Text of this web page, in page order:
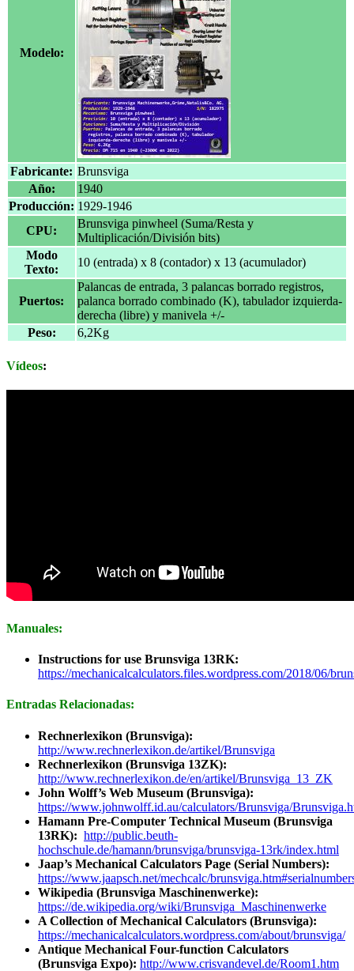
Modelo:
Fabricante: Brunsviga
Año:
1940
Producción: 1929-1946
CPU:
Brunsviga pinwheel (Suma/Resta y
Multiplicación/División bits)
Modo
Texto:
10 (entrada) x 8 (contador) x 13 (acumulador)
Puertos:
Palancas de entrada, 3 palancas borrado registros,
palanca borrado combinado (K), tabulador izquierda-
derecha (libre) y manivela +/-
Peso:
6,2Kg
Vídeos:
Manuales:
Instructions for use Brunsviga 13RK:
https://mechanicalcalculators.files.wordpress.com/2018/06/
Entradas Relacionadas:
Rechnerlexikon (Brunsviga):
http://www.rechnerlexikon.de/artikel/Brunsviga
Rechnerlexikon (Brunsviga 13ZK):
http://www.rechnerlexikon.de/en/artikel/Brunsviga_13_ZK
John Wolff’s Web Museum (Brunsviga):
https://www.johnwolff.id.au/calculators/Brunsviga/
Hamann Pre-Computer Technical Museum (Brunsviga
13RK): http://public.beuth-
hochschule.de/hamann/brunsviga/brunsviga-13rk/index.html
Jaap’s Mechanical Calculators Page (Serial Numbers):
https://www.jaapsch.net/mechcalc/
Wikipedia (Brunsviga Maschinenwerke):
https://de.wikipedia.org/wiki/Brunsviga_Maschinenwerke
A Collection of Mechanical Calculators (Brunsviga):
https://mechanicalcalculators.wordpress.com/about/brunsviga/
Antique Mechanical Four-function Calculators
(Brunsviga Expo): http://www.crisvandevel.de/Room1.htm